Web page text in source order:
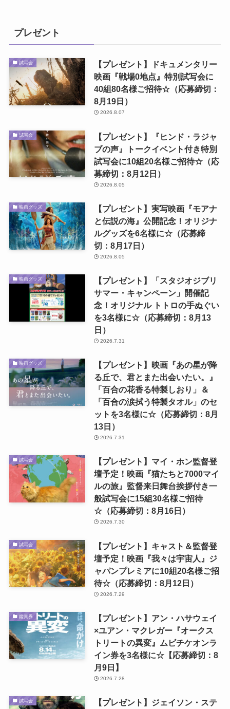
プレゼント
試写会
【プレゼント】ドキュメンタリー
映画『戦場0地点』特別試写会に
40組80名様ご招待☆（応募締切：
8月19日）
2026.8.07
試写会
【プレゼント】『ヒンド・ラジャ
ブの声』トークイベント付き特別
試写会に10組20名様ご招待☆（応
募締切：8月12日）
2026.8.05
映画グッズ
【プレゼント】実写映画『モアナ
と伝説の海』公開記念！オリジナ
ルグッズを6名様に☆（応募締
切：8月17日）
2026.8.05
映画グッズ
【プレゼント】「スタジオジブリ
サマー・キャンペーン」開催記
念！オリジナル トトロの手ぬぐい
を3名様に☆（応募締切：8月13
日）
2026.7.31
映画グッズ
【プレゼント】映画『あの星が降
る丘で、君とまた出会いたい。』
「百合の花香る特製しおり」＆
「百合の涙拭う特製タオル」のセ
ットを3名様に☆（応募締切：8月
13日）
2026.7.31
試写会
【プレゼント】マイ・ホン監督登
壇予定！映画『猫たちと7000マイ
ルの旅』監督来日舞台挨拶付き一
般試写会に15組30名様ご招待
☆（応募締切：8月16日）
2026.7.30
試写会
【プレゼント】キャスト＆監督登
壇予定！映画『我々は宇宙人』ジ
ャパンプレミアに10組20名様ご招
待☆（応募締切：8月12日）
2026.7.29
鑑賞券
【プレゼント】アン・ハサウェイ
×ユアン・マクレガー『オークス
トリートの異変』ムビチケオンラ
イン券を3名様に☆【応募締切：8
月9日】
2026.7.28
試写会
【プレゼント】ジェイソン・ステ